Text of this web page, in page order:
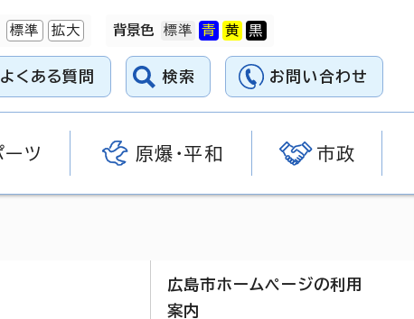
標準 拡大 背景色
よくある質問 検索 お問い合わせ
ーツ 原爆・平和 市政
広島市ホームページの利用
案内